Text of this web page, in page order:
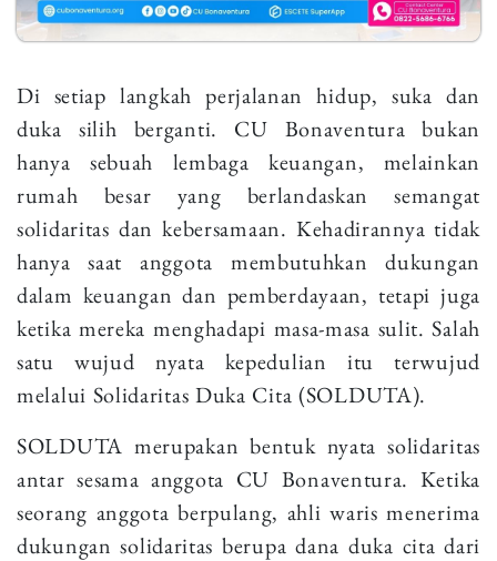
Di setiap langkah perjalanan hidup, suka dan
duka silih berganti. CU Bonaventura bukan
hanya sebuah lembaga keuangan, melainkan
rumah besar yang berlandaskan semangat
solidaritas dan kebersamaan. Kehadirannya tidak
hanya saat anggota membutuhkan dukungan
dalam keuangan dan pemberdayaan, tetapi juga
ketika mereka menghadapi masa-masa sulit. Salah
satu wujud nyata kepedulian itu terwujud
melalui Solidaritas Duka Cita (SOLDUTA).
SOLDUTA merupakan bentuk nyata solidaritas
antar sesama anggota CU Bonaventura. Ketika
seorang anggota berpulang, ahli waris menerima
dukungan solidaritas berupa dana duka cita dari